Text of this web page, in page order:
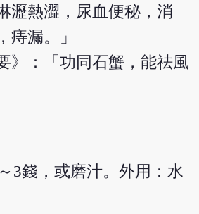
瀝熱澀，尿血便秘，消
痔漏。」
》：「功同石蟹，能祛風
3錢，或磨汁。外用：水